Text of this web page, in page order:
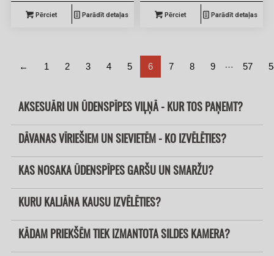
Pērciet Parādīt detaļas Pērciet Parādīt detaļas
← 1 2 3 4 5 6 7 8 9 … 57
AKSESUĀRI UN ŪDENSPĪPES VIĻŅĀ - KUR TOS PAŅEMT?
DĀVANAS VĪRIEŠIEM UN SIEVIETĒM - KO IZVĒLĒTIES?
KAS NOSAKA ŪDENSPĪPES GARŠU UN SMARŽU?
KURU KALJĀNA KAUSU IZVĒLĒTIES?
KĀDAM PRIEKŠĒM TIEK IZMANTOTA SILDES KAMERA?